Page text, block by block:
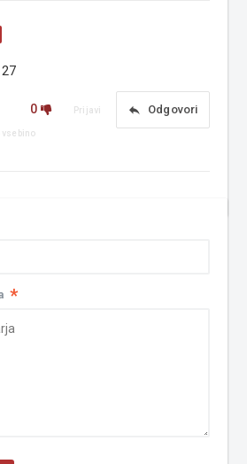
0 reply Odgovori
Prijavi
vsebino
*